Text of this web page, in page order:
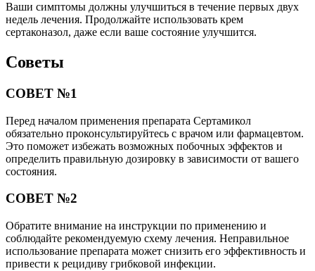
Ваши симптомы должны улучшиться в течение первых двух
недель лечения. Продолжайте использовать крем
сертаконазол, даже если ваше состояние улучшится.
Советы
СОВЕТ №1
Перед началом применения препарата Сертамикол
обязательно проконсультируйтесь с врачом или фармацевтом.
Это поможет избежать возможных побочных эффектов и
определить правильную дозировку в зависимости от вашего
состояния.
СОВЕТ №2
Обратите внимание на инструкции по применению и
соблюдайте рекомендуемую схему лечения. Неправильное
использование препарата может снизить его эффективность и
привести к рецидиву грибковой инфекции.